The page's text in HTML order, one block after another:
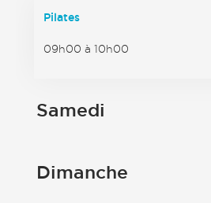
Pilates
09h00 à 10h00
Samedi
Dimanche